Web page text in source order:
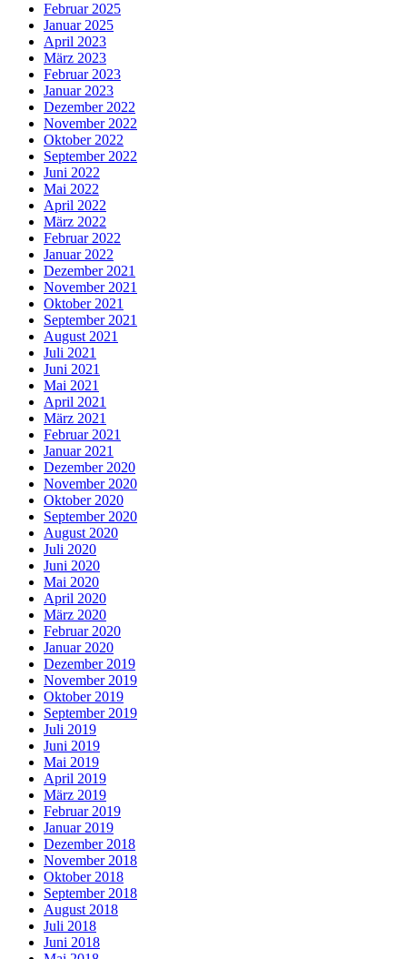
Februar 2025
Januar 2025
April 2023
März 2023
Februar 2023
Januar 2023
Dezember 2022
November 2022
Oktober 2022
September 2022
Juni 2022
Mai 2022
April 2022
März 2022
Februar 2022
Januar 2022
Dezember 2021
November 2021
Oktober 2021
September 2021
August 2021
Juli 2021
Juni 2021
Mai 2021
April 2021
März 2021
Februar 2021
Januar 2021
Dezember 2020
November 2020
Oktober 2020
September 2020
August 2020
Juli 2020
Juni 2020
Mai 2020
April 2020
März 2020
Februar 2020
Januar 2020
Dezember 2019
November 2019
Oktober 2019
September 2019
Juli 2019
Juni 2019
Mai 2019
April 2019
März 2019
Februar 2019
Januar 2019
Dezember 2018
November 2018
Oktober 2018
September 2018
August 2018
Juli 2018
Juni 2018